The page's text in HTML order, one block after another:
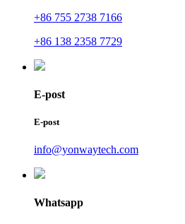
+86 755 2738 7166
+86 138 2358 7729
E-post
E-post
info@yonwaytech.com
Whatsapp